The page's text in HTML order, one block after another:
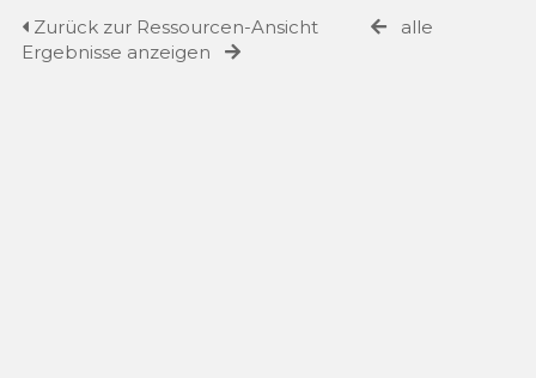
Zurück zur Ressourcen-Ansicht
alle
Ergebnisse anzeigen